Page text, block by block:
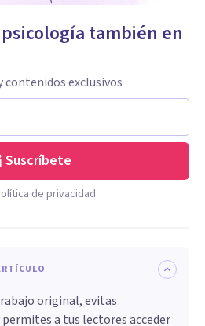
también en
contenidos exclusivos
Suscríbete
de privacidad
original, evitas
a tus lectores acceder